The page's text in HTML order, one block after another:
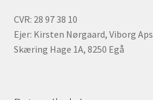
CVR: 28 97 38 10
Ejer: Kirsten Nørgaard, Viborg Aps
Skæring Hage 1A, 8250 Egå